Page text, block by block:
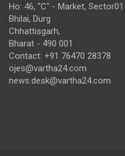
Ho: 46, "C" - Market, Sector01
Bhilai, Durg
Chhattisgarh,
Bharat - 490 001
Contact: +91 76470 28378
ojes@vartha24.com
news.desk@vartha24.com